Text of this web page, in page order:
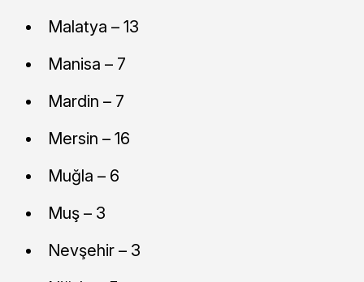
Malatya – 13
Manisa – 7
Mardin – 7
Mersin – 16
Muğla – 6
Muş – 3
Nevşehir – 3